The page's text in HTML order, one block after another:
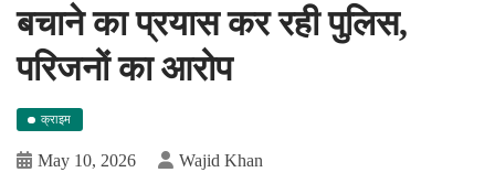
बचाने का प्रयास कर रही पुलिस,
परिजनों का आरोप
क्राइम
May 10, 2026 Wajid Khan